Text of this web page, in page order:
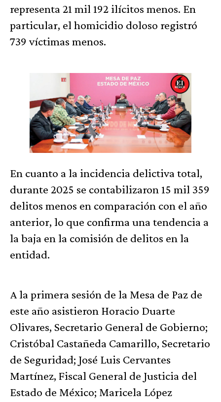
representa 21 mil 192 ilícitos menos. En
particular, el homicidio doloso registró
739 víctimas menos.
En cuanto a la incidencia delictiva total,
durante 2025 se contabilizaron 15 mil 359
delitos menos en comparación con el año
anterior, lo que confirma una tendencia a
la baja en la comisión de delitos en la
entidad.
A la primera sesión de la Mesa de Paz de
este año asistieron Horacio Duarte
Olivares, Secretario General de Gobierno;
Cristóbal Castañeda Camarillo, Secretario
de Seguridad; José Luis Cervantes
Martínez, Fiscal General de Justicia del
Estado de México; Maricela López